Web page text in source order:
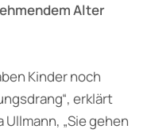
Alter
Kinder noch
erklärt
„Sie gehen